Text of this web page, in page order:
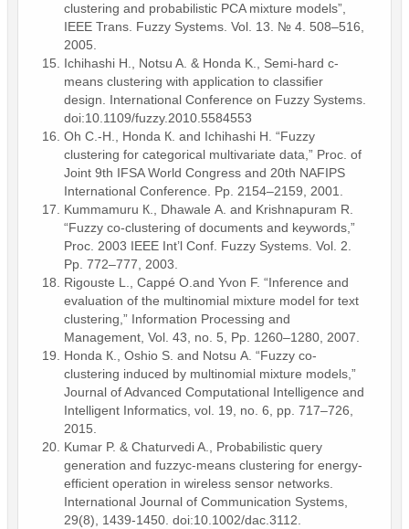
clustering and probabilistic PCA mixture models”,
IEEE Trans. Fuzzy Systems. Vol. 13. № 4. 508–516,
2005.
Ichihashi H., Notsu A. & Honda K., Semi-hard c-
means clustering with application to classifier
design. International Conference on Fuzzy Systems.
doi:10.1109/fuzzy.2010.5584553
Oh C.-H., Honda К. and Ichihashi Н. “Fuzzy
clustering for categorical multivariate data,” Proc. of
Joint 9th IFSA World Congress and 20th NAFIPS
International Conference. Pp. 2154–2159, 2001.
Kummamuru К., Dhawale А. and Krishnapuram R.
“Fuzzy co-clustering of documents and keywords,”
Proc. 2003 IEEE Int’l Conf. Fuzzy Systems. Vol. 2.
Pp. 772–777, 2003.
Rigouste L., Cappé О.and Yvon F. “Inference and
evaluation of the multinomial mixture model for text
clustering,” Information Processing and
Management, Vol. 43, no. 5, Pp. 1260–1280, 2007.
Honda К., Oshio S. and Notsu А. “Fuzzy co-
clustering induced by multinomial mixture models,”
Journal of Advanced Computational Intelligence and
Intelligent Informatics, vol. 19, no. 6, pp. 717–726,
2015.
Kumar P. & Chaturvedi A., Probabilistic query
generation and fuzzyc-means clustering for energy-
efficient operation in wireless sensor networks.
International Journal of Communication Systems,
29(8), 1439-1450. doi:10.1002/dac.3112.